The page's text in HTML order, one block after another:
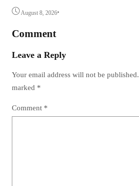
August 8, 2026•
Comment
Leave a Reply
Your email address will not be published.
marked *
Comment *